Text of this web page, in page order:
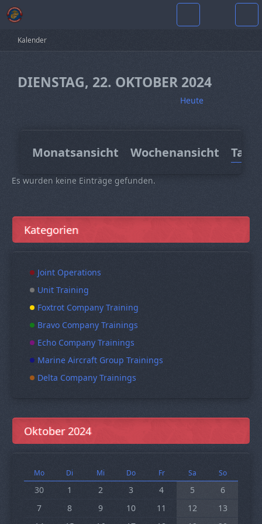
Kalender
DIENSTAG, 22. OKTOBER 2024
Heute
Monatsansicht Wochenansicht
Es wurden keine Einträge gefunden.
Kategorien
Joint Operations
Unit Training
Foxtrot Company Training
Bravo Company Trainings
Echo Company Trainings
Marine Aircraft Group Trainings
Delta Company Trainings
Oktober 2024
Mo Di Mi Do Fr Sa So
30 1 2 3 4 5
6
7
8 9 10 11 12
13